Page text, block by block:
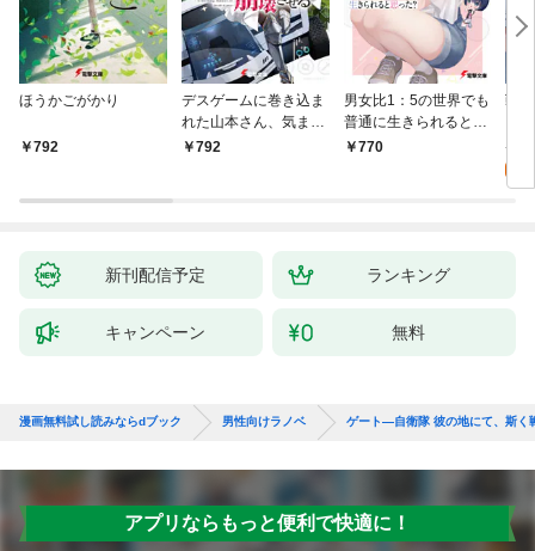
ほうかごがかり
792
デスゲームに巻き込ま
れた山本さん、気まま
にゲームバランスを崩
792
男女比1：5の世界でも
普通に生きられると思
った？ ～激重感情な
770
戦
活
特
新刊配信予定 ランキング
キャンペーン 無料
漫画無料試し読みならdブック 男性向けラノベ ゲート―自衛隊 彼の地にて、斯く
アプリならもっと便利で快適に！